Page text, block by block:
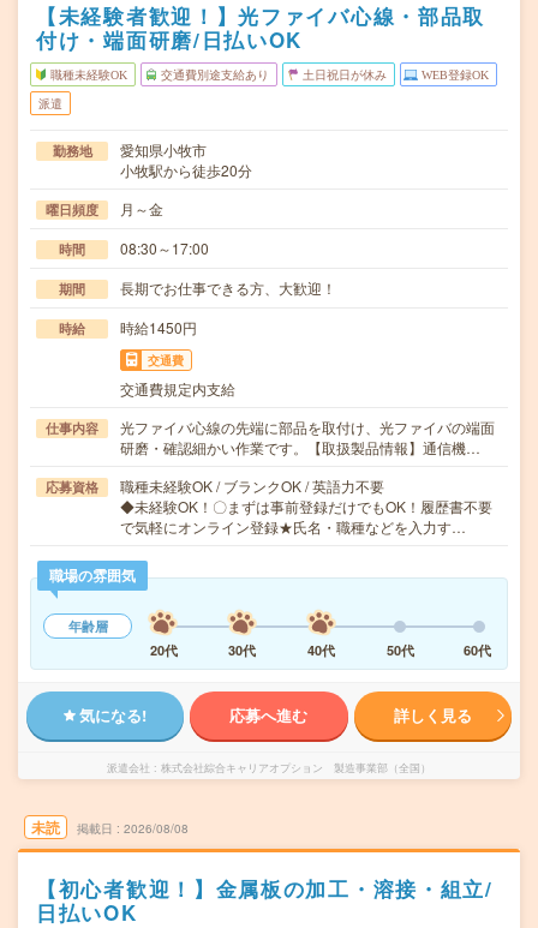
【未経験者歓迎！】光ファイバ心線・部品取
付け・端面研磨/日払いOK
職種未経験OK 交通費別途支給あり 土日祝日が休み WEB登録OK
派遣
勤務地
愛知県小牧市
小牧駅から徒歩20分
曜日頻度 月～金
時間 08:30～17:00
期間 長期でお仕事できる方、大歓迎！
時給 時給1450円
交通費
交通費規定内支給
仕事内容
光ファイバ心線の先端に部品を取付け、光ファイバの端面
研磨・確認細かい作業です。【取扱製品情報】通信機…
応募資格
職種未経験OK / ブランクOK / 英語力不要
◆未経験OK！〇まずは事前登録だけでもOK！履歴書不要
で気軽にオンライン登録★氏名・職種などを入力す…
職場の雰囲気
年齢層
20代
30代 40代 50代 60代
気になる! 応募へ進む 詳しく見る
派遣会社 株式会社綜合キャリアオプション 製造事業部（全国）
未読 掲載日 2026/08/08
【初心者歓迎！】金属板の加工・溶接・組立/
日払いOK